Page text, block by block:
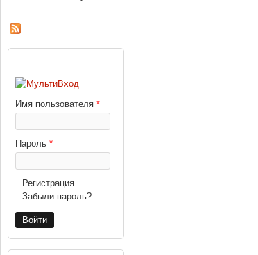
Имя пользователя *
Пароль *
Регистрация
Забыли пароль?